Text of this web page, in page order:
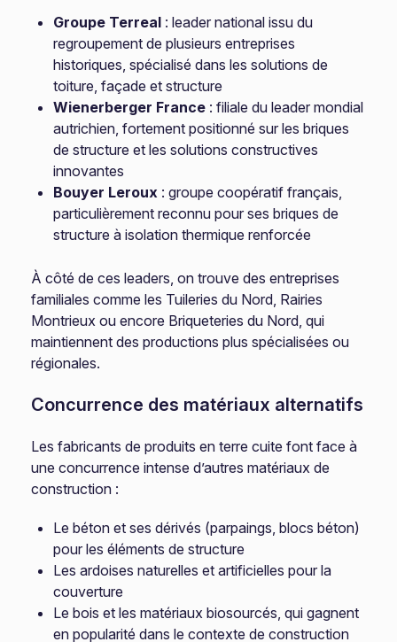
Groupe Terreal : leader national issu du
regroupement de plusieurs entreprises
historiques, spécialisé dans les solutions de
toiture, façade et structure
Wienerberger France : filiale du leader mondial
autrichien, fortement positionné sur les briques
de structure et les solutions constructives
innovantes
Bouyer Leroux : groupe coopératif français,
particulièrement reconnu pour ses briques de
structure à isolation thermique renforcée
À côté de ces leaders, on trouve des entreprises
familiales comme les Tuileries du Nord, Rairies
Montrieux ou encore Briqueteries du Nord, qui
maintiennent des productions plus spécialisées ou
régionales.
Concurrence des matériaux alternatifs
Les fabricants de produits en terre cuite font face à
une concurrence intense d’autres matériaux de
construction :
Le béton et ses dérivés (parpaings, blocs béton)
pour les éléments de structure
Les ardoises naturelles et artificielles pour la
couverture
Le bois et les matériaux biosourcés, qui gagnent
en popularité dans le contexte de construction